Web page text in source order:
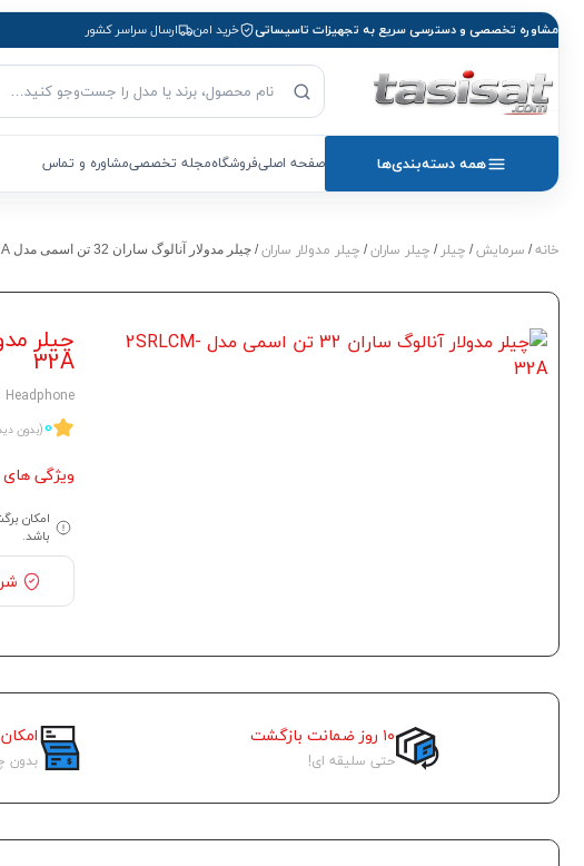
مشاوره تخصصی و دسترسی سریع به تجهیزات تاسیساتی خرید امن ارسال سراسر کشور
بازگشت به صفحه اصلی جست‌وجوی محصول
همه دسته‌بندی‌ها صفحه اصلیفروشگاهمجله تخصصیمشاوره و تماس
خانه/ سرمایش/ چیلر / چیلر ساران/ چیلر مدولار ساران/ چیلر مدولار آنالوگ ساران 32 تن اسمی مدل 2SRLCM-32A
32A
0(بدون
ویژگی
امکان
باشد.
۱۰ روز ضمانت بازگشت
حتی سلیقه ای! بدون